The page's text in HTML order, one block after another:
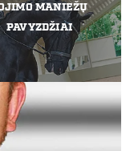
MANIEŽŲ
PAVYZDŽIAI